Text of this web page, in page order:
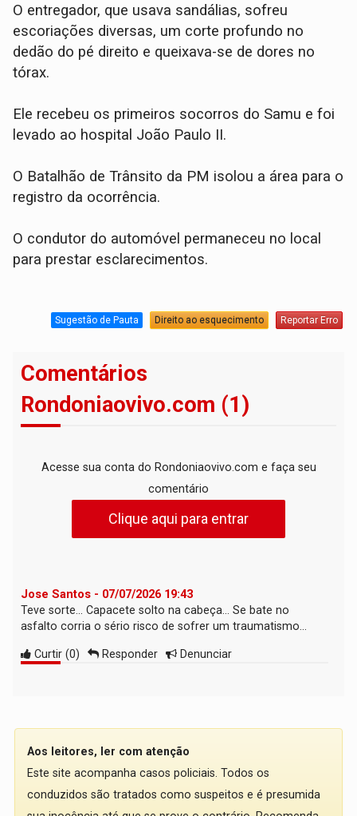
​O entregador, que usava sandálias, sofreu
escoriações diversas, um corte profundo no
dedão do pé direito e queixava-se de dores no
tórax.
Ele recebeu os primeiros socorros do Samu e foi
levado ao hospital João Paulo II.
O Batalhão de Trânsito da PM isolou a área para o
registro da ocorrência.
O condutor do automóvel permaneceu no local
para prestar esclarecimentos.
Sugestão de Pauta Direito ao esquecimento Reportar Erro
Comentários
Rondoniaovivo.com (1)
Acesse sua conta do Rondoniaovivo.com e faça seu
comentário
Clique aqui para entrar
Jose Santos - 07/07/2026 19:43
Teve sorte... Capacete solto na cabeça... Se bate no
asfalto corria o sério risco de sofrer um traumatismo...
Curtir (0) Responder Denunciar
Aos leitores, ler com atenção
Este site acompanha casos policiais. Todos os
conduzidos são tratados como suspeitos e é presumida